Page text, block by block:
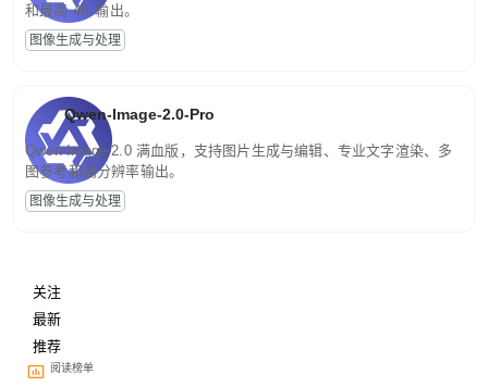
和最高 4K 输出。
图像生成与处理
Qwen-Image-2.0-Pro
Qwen-Image-2.0 满血版，支持图片生成与编辑、专业文字渲染、多
图参考和高分辨率输出。
图像生成与处理
关注
最新
推荐
阅读榜单